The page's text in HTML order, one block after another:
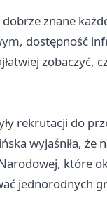
znane
dostępność
zobaczyć,
rekrutacji do
wyjaśniła, że
które
jednorodnych